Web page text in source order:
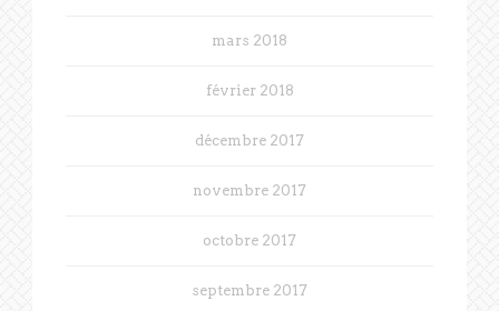
mars 2018
février 2018
décembre 2017
novembre 2017
octobre 2017
septembre 2017